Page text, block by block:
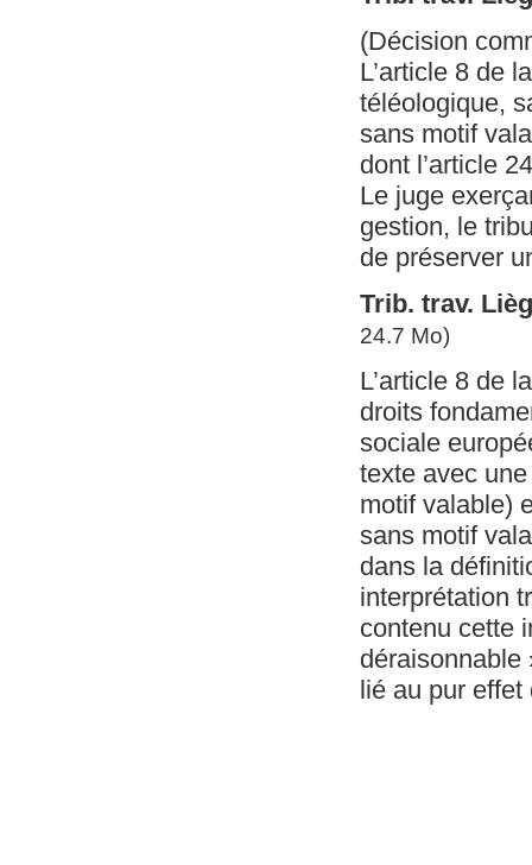
(Décision
L’article 8 de
téléologique,
sans motif
dont l’article
Le juge
gestion, le
de préserver
Trib. trav.
24.7 Mo)
L’article 8 de
droits
sociale
texte avec
motif valable)
sans motif
dans la
interprétation
contenu cette
déraisonnable
lié au pur effet